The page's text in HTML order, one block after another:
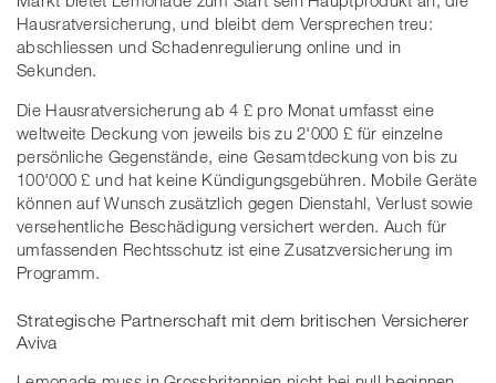
Hausratversicherung, und bleibt dem Versprechen treu:
abschliessen und Schadenregulierung online und in
Sekunden.
Die Hausratversicherung ab 4 £ pro Monat umfasst eine
weltweite Deckung von jeweils bis zu 2'000 £ für einzelne
persönliche Gegenstände, eine Gesamtdeckung von bis zu
100'000 £ und hat keine Kündigungsgebühren. Mobile Geräte
können auf Wunsch zusätzlich gegen Dienstahl, Verlust sowie
versehentliche Beschädigung versichert werden. Auch für
umfassenden Rechtsschutz ist eine Zusatzversicherung im
Programm.
Strategische Partnerschaft mit dem britischen Versicherer
Aviva